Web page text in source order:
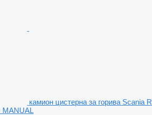
камион цистерна за горива Scania R
MANUAL